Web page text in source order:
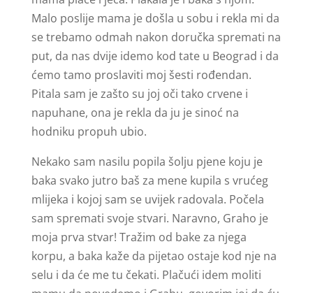
Malo poslije mama je došla u sobu i rekla mi da
se trebamo odmah nakon doručka spremati na
put, da nas dvije idemo kod tate u Beograd i da
ćemo tamo proslaviti moj šesti rođendan.
Pitala sam je zašto su joj oči tako crvene i
napuhane, ona je rekla da ju je sinoć na
hodniku propuh ubio.
Nekako sam nasilu popila šolju pjene koju je
baka svako jutro baš za mene kupila s vrućeg
mlijeka i kojoj sam se uvijek radovala. Počela
sam spremati svoje stvari. Naravno, Graho je
moja prva stvar! Tražim od bake za njega
korpu, a baka kaže da pijetao ostaje kod nje na
selu i da će me tu čekati. Plačući idem moliti